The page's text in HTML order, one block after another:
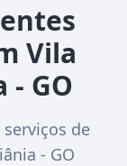
Vila
GO
de
- GO